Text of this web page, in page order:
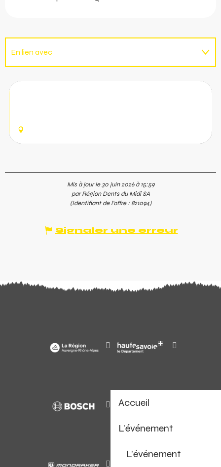
Accueil
L'événement
L'événement
En lien avec
Est organisé dans le cadre de ...
Mis à jour le 30 juin 2026 à 15:59
par Région Dents du Midi SA
(Identifiant de l'offre : 821094)
Signaler une erreur